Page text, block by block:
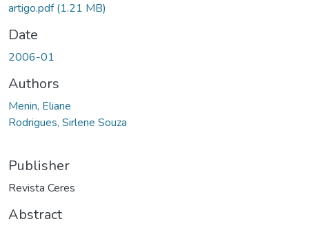
artigo.pdf(1.21 MB)
Date
2006-01
Authors
Menin, Eliane
Rodrigues, Sirlene Souza
Publisher
Revista Ceres
Abstract